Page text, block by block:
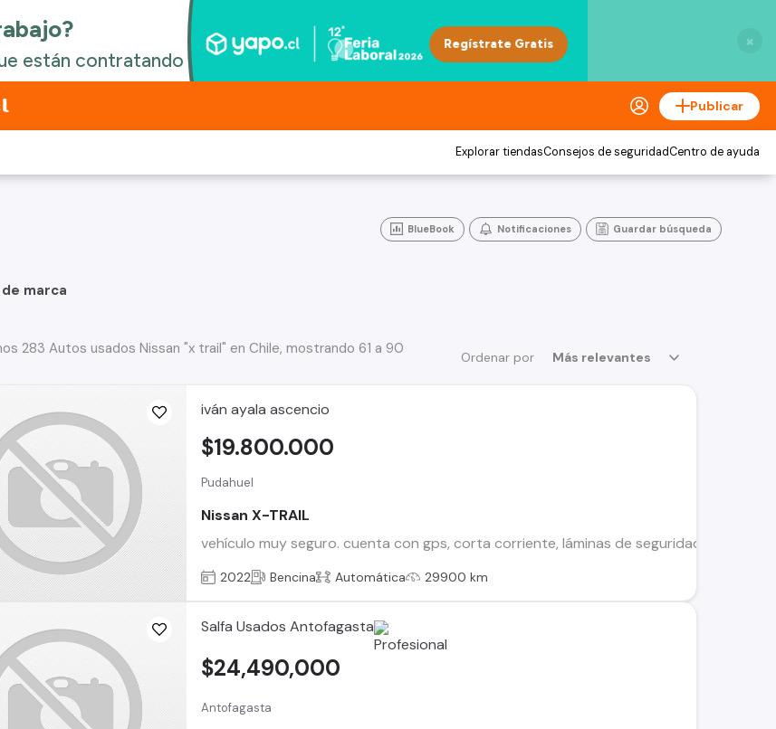
×
Publicar
Explorar tiendasConsejos de seguridadCentro de ayuda
BlueBook Notificaciones Guardar búsqueda
marca
Ordenar por Más relevantes
283 Autos usados Nissan "x trail" en Chile, mostrando 61 a 90
iván ayala ascencio
Pudahuel
Nissan X-TRAIL
vehículo muy seguro. cuenta con gps, corta corriente, láminas de seguridad,
$19.800.000
2022 Bencina Automática 29900 km
Salfa Usados Antofagasta
Antofagasta
$24,490,000